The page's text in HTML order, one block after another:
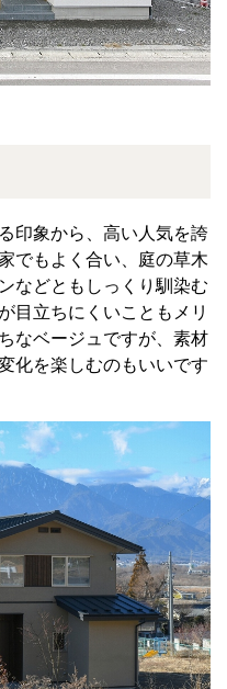
印象から、高い人気を誇
でもよく合い、庭の草木
などともしっくり馴染む
目立ちにくいこともメリ
なベージュですが、素材
化を楽しむのもいいです